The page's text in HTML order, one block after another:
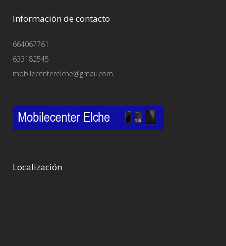
Información de contacto
664067761
633182545
mobilecenterelche@gmail.com
Localización